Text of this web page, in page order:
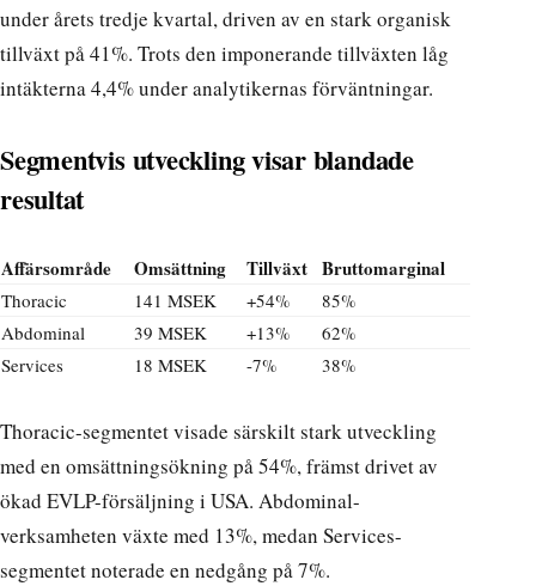
under årets tredje kvartal, driven av en stark organisk
tillväxt på 41%. Trots den imponerande tillväxten låg
intäkterna 4,4% under analytikernas förväntningar.
Segmentvis utveckling visar blandade
resultat
Affärsområde Omsättning Tillväxt Bruttomarginal
Thoracic 141 MSEK +54%
85%
Abdominal
39 MSEK +13%
62%
Services
18 MSEK -7% 38%
Thoracic-segmentet visade särskilt stark utveckling
med en omsättningsökning på 54%, främst drivet av
ökad EVLP-försäljning i USA. Abdominal-
verksamheten växte med 13%, medan Services-
segmentet noterade en nedgång på 7%.